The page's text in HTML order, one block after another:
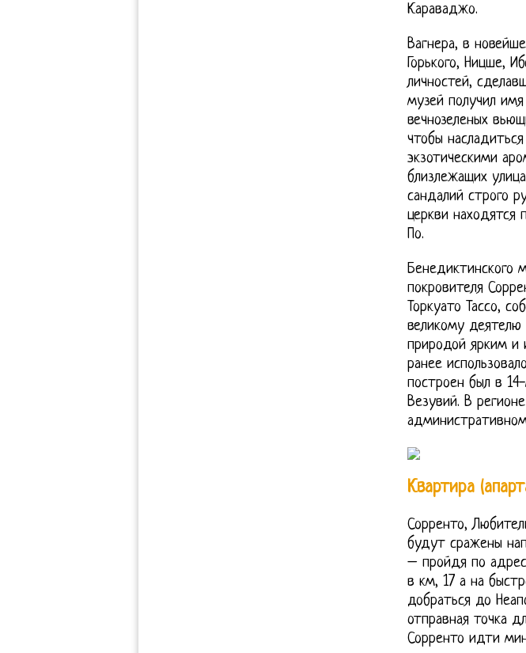
Караваджо.
Вагнера, в
Горького, Ницше,
личностей,
музей получил
вечнозеленых
чтобы
экзотическими
близлежащих
сандалий строго
церкви
По.
Бенедиктинского
покровителя
Торкуато Тассо,
великому деятелю
природой ярким и
ранее
построен был в
Везувий. В
Квартира
Сорренто,
будут сражены
– пройдя по
в км, 17 а на
добраться до
отправная точка
Сорренто идти